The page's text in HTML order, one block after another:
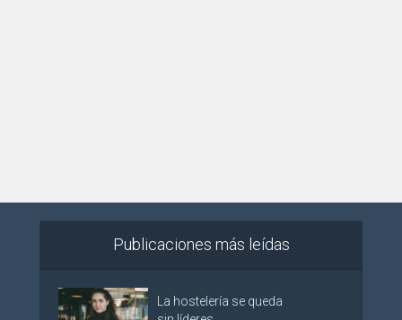
Publicaciones más leídas
La hostelería se queda